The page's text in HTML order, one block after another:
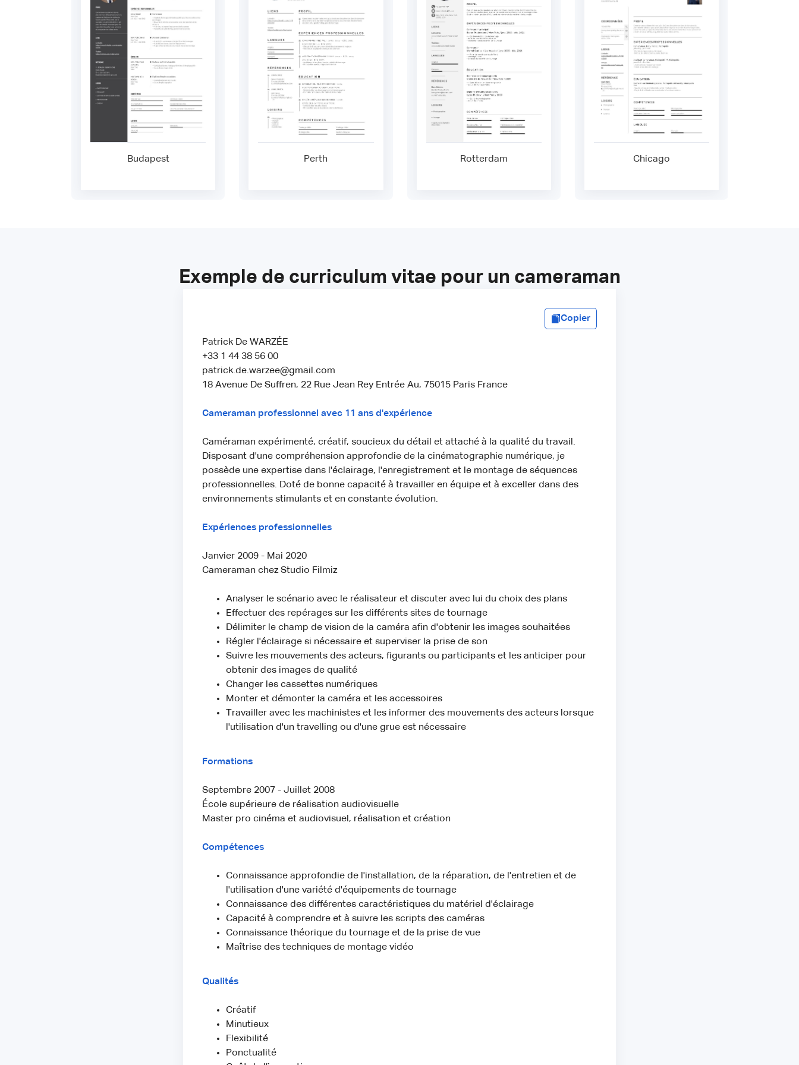
Budapest Perth Rotterdam Chicago
Exemple de curriculum vitae pour un cameraman
Copier
Patrick De WARZÉE
+33 1 44 38 56 00
patrick.de.warzee@gmail.com
18 Avenue De Suffren, 22 Rue Jean Rey Entrée Au, 75015 Paris France
Cameraman professionnel avec 11 ans d'expérience
Caméraman expérimenté, créatif, soucieux du détail et attaché à la qualité du travail.
Disposant d'une compréhension approfondie de la cinématographie numérique, je
possède une expertise dans l'éclairage, l'enregistrement et le montage de séquences
professionnelles. Doté de bonne capacité à travailler en équipe et à exceller dans des
environnements stimulants et en constante évolution.
Expériences professionnelles
Janvier 2009 - Mai 2020
Cameraman chez Studio Filmiz
Analyser le scénario avec le réalisateur et discuter avec lui du choix des plans
Effectuer des repérages sur les différents sites de tournage
Délimiter le champ de vision de la caméra afin d'obtenir les images souhaitées
Régler l'éclairage si nécessaire et superviser la prise de son
Suivre les mouvements des acteurs, figurants ou participants et les anticiper pour
obtenir des images de qualité
Changer les cassettes numériques
Monter et démonter la caméra et les accessoires
Travailler avec les machinistes et les informer des mouvements des acteurs lorsque
l'utilisation d'un travelling ou d'une grue est nécessaire
Formations
Septembre 2007 - Juillet 2008
École supérieure de réalisation audiovisuelle
Master pro cinéma et audiovisuel, réalisation et création
Compétences
Connaissance approfondie de l'installation, de la réparation, de l'entretien et de
l'utilisation d'une variété d'équipements de tournage
Connaissance des différentes caractéristiques du matériel d'éclairage
Capacité à comprendre et à suivre les scripts des caméras
Connaissance théorique du tournage et de la prise de vue
Maîtrise des techniques de montage vidéo
Qualités
Créatif
Minutieux
Flexibilité
Ponctualité